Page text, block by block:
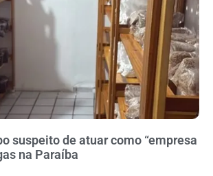
suspeito de atuar como “empresa
na Paraíba